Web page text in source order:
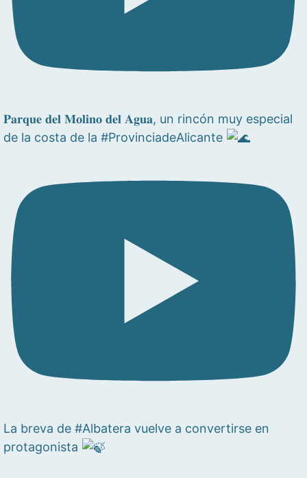
𝐏𝐚𝐫𝐪𝐮𝐞 𝐝𝐞𝐥 𝐌𝐨𝐥𝐢𝐧𝐨 𝐝𝐞𝐥 𝐀𝐠𝐮𝐚, un rincón muy especial
de la costa de la #ProvinciadeAlicante
La breva de #Albatera vuelve a convertirse en
protagonista